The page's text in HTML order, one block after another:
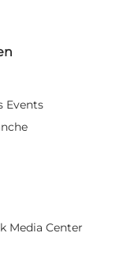
Events
Media Center